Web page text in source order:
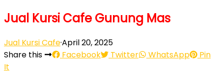
Jual Kursi Cafe Gunung Mas
Jual Kursi Cafe·April 20, 2025
Share this
Facebook Twitter WhatsApp
Pin
It